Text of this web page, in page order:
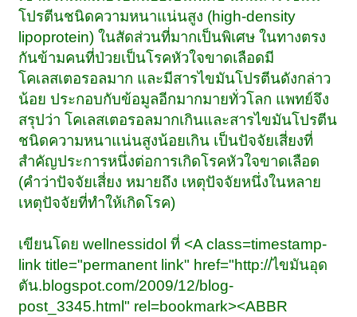
โปรตีนชนิดความหนาแน่นสูง (high-density
lipoprotein) ในสัดส่วนที่มากเป็นพิเศษ ในทางตรง
กันข้ามคนที่ป่วยเป็นโรคหัวใจขาดเลือดมี
โคเลสเตอรอลมาก และมีสารไขมันโปรตีนดังกล่าว
น้อย ประกอบกับข้อมูลอีกมากมายทั่วโลก แพทย์จึง
สรุปว่า โคเลสเตอรอลมากเกินและสารไขมันโปรตีน
ชนิดความหนาแน่นสูงน้อยเกิน เป็นปัจจัยเสี่ยงที่
สำคัญประการหนึ่งต่อการเกิดโรคหัวใจขาดเลือด
(คำว่าปัจจัยเสี่ยง หมายถึง เหตุปัจจัยหนึ่งในหลาย
เหตุปัจจัยที่ทำให้เกิดโรค)
เขียนโดย wellnessidol ที่ <A class=timestamp-
link title="permanent link" href="http://ไขมันอุด
ตัน.blogspot.com/2009/12/blog-
post_3345.html" rel=bookmark><ABBR